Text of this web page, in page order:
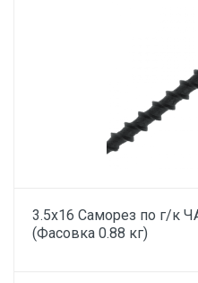
3.5х16 Саморез по г/к
(Фасовка 0.88 кг)